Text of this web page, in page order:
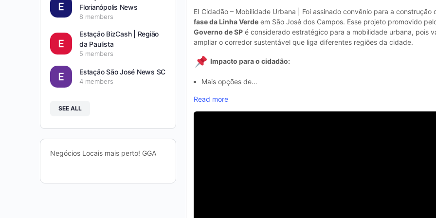
EI Cidadão – Mobilidade Urbana | Foi assinado convênio para a construção
fase da Linha Verde em São José dos Campos. Esse projeto promovido
Governo de SP é considerado estratégico para a mobilidade urbana, pois
ampliar o corredor sustentável que liga diferentes regiões da cidade.
Impacto para o cidadão:
Mais opções de…
Read more
Florianópolis News
8 members
Estação BizCash | Região
da Paulista
5 members
Estação São José News SC
4 members
SEE ALL
Negócios Locais mais perto! GGA